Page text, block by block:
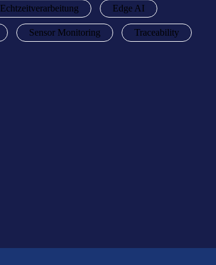
Echtzeitverarbeitung Edge AI
Sensor Monitoring Traceability